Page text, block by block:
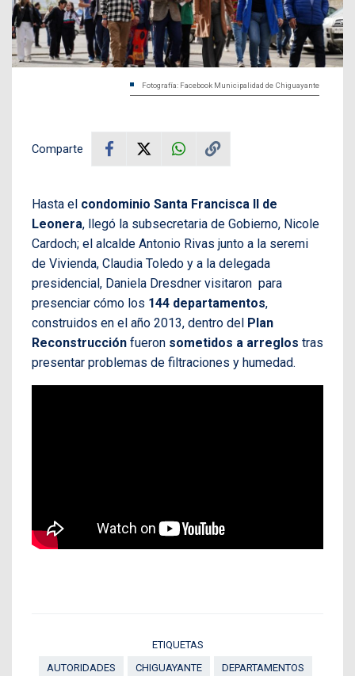
Fotografía: Facebook Municipalidad de Chiguayante
Comparte
Hasta el condominio Santa Francisca II de
Leonera, llegó la subsecretaria de Gobierno, Nicole
Cardoch; el alcalde Antonio Rivas junto a la seremi
de Vivienda, Claudia Toledo y a la delegada
presidencial, Daniela Dresdner visitaron para
presenciar cómo los 144 departamentos,
construidos en el año 2013, dentro del Plan
Reconstrucción fueron sometidos a arreglos tras
presentar problemas de filtraciones y humedad.
ETIQUETAS
AUTORIDADES
CHIGUAYANTE DEPARTAMENTOS